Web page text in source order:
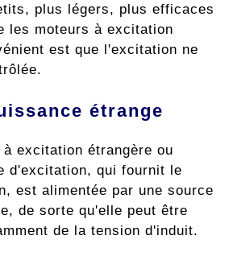
plus légers, plus efficaces
les moteurs à excitation
est que l'excitation ne
étrange
excitation étrangère ou
d'excitation, qui fournit le
est alimentée par une source
de sorte qu'elle peut être
de la tension d'induit.